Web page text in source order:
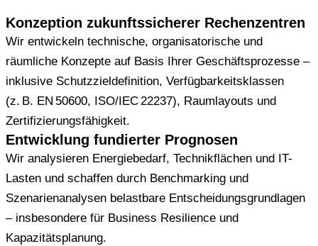
Konzeption zukunftssicherer Rechenzentren
Wir entwickeln technische, organisatorische und
räumliche Konzepte auf Basis Ihrer Geschäftsprozesse –
inklusive Schutzzieldefinition, Verfügbarkeits­klassen
(z. B. EN 50600, ISO/IEC 22237), Raumlayouts und
Zertifizierungsfähigkeit.
Entwicklung fundierter Prognosen
Wir analysieren Energiebedarf, Technikflächen und IT-
Lasten und schaffen durch Benchmarking und
Szenarienanalysen belastbare Entscheidungsgrundlagen
– insbesondere für Business Resilience und
Kapazitätsplanung.